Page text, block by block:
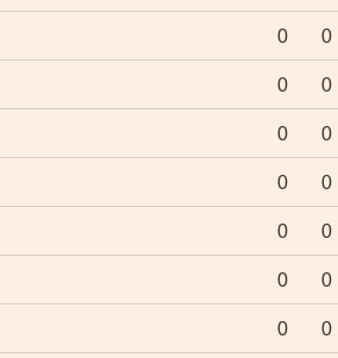
0 0
0 0
0 0
0 0
0 0
0 0
0 0